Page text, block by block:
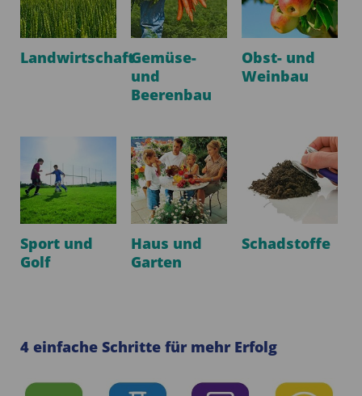
LandwirtschaftGemüse-
und
Beerenbau
Obst- und
Weinbau
Sport und
Golf
Haus und
Garten
Schadstoffe
4 einfache Schritte für mehr Erfolg